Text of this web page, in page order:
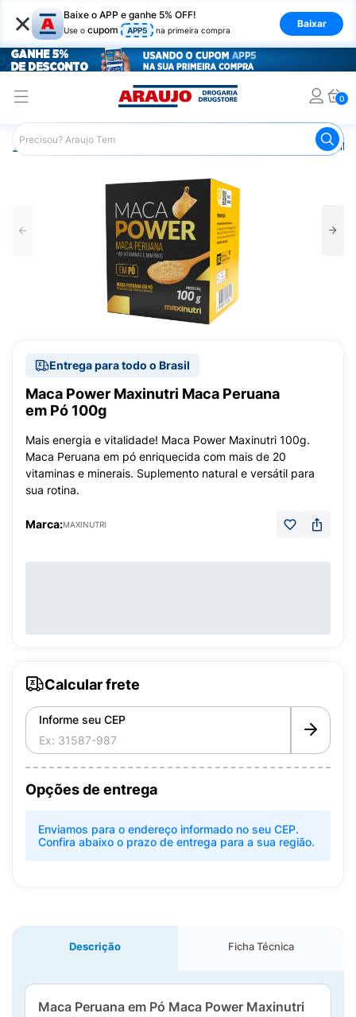
× Baixe o APP e ganhe 5% OFF!
Use o cupom APP5 na primeira compra
Baixar
0
Araujo Nutrição Saudável
Entrega para todo o Brasil
Maca Power Maxinutri Maca Peruana
em Pó 100g
Mais energia e vitalidade! Maca Power Maxinutri 100g.
Maca Peruana em pó enriquecida com mais de 20
vitaminas e minerais. Suplemento natural e versátil para
sua rotina.
Marca:MAXINUTRI
Calcular frete
Informe seu CEP
Opções de entrega
Enviamos para o endereço informado no seu CEP.
Confira abaixo o prazo de entrega para a sua região.
Descrição Ficha Técnica
Maca Peruana em Pó Maca Power Maxinutri